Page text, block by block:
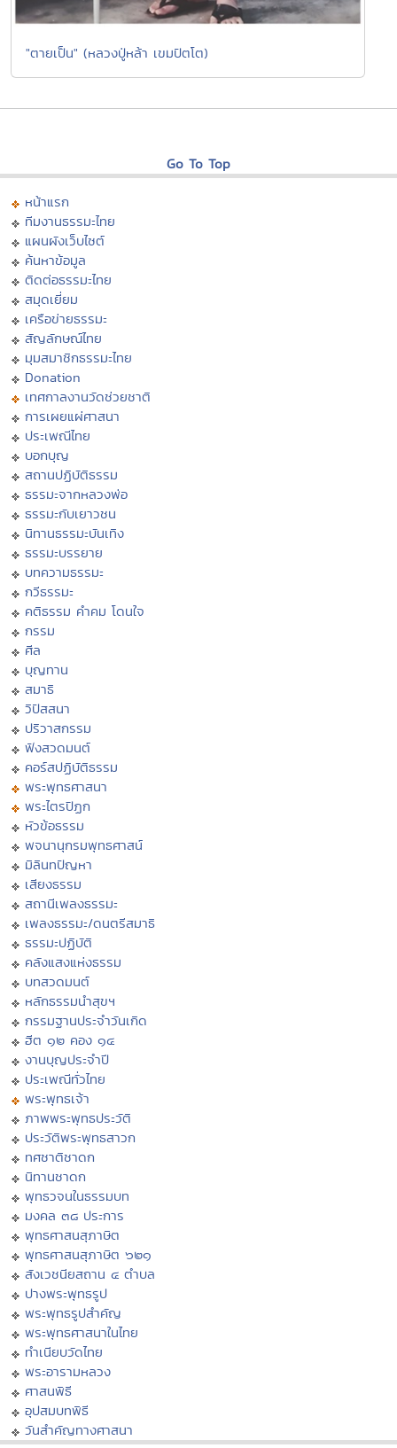
"ตายเป็น" (หลวงปู่หล้า เขมปัตโต)
Go To Top
หน้าแรก
ทีมงานธรรมะไทย
แผนผังเว็บไซต์
ค้นหาข้อมูล
ติดต่อธรรมะไทย
สมุดเยี่ยม
เครือข่ายธรรมะ
สัญลักษณ์ไทย
มุมสมาชิกธรรมะไทย
Donation
เทศกาลงานวัดช่วยชาติ
การเผยแผ่ศาสนา
ประเพณีไทย
บอกบุญ
สถานปฏิบัติธรรม
ธรรมะจากหลวงพ่อ
ธรรมะกับเยาวชน
นิทานธรรมะบันเทิง
ธรรมะบรรยาย
บทความธรรมะ
กวีธรรมะ
คติธรรม คำคม โดนใจ
กรรม
ศีล
บุญทาน
สมาธิ
วิปัสสนา
ปริวาสกรรม
ฟังสวดมนต์
คอร์สปฏิบัติธรรม
พระพุทธศาสนา
พระไตรปิฏก
หัวข้อธรรม
พจนานุกรมพุทธศาสน์
มิลินทปัญหา
เสียงธรรม
สถานีเพลงธรรมะ
เพลงธรรมะ/ดนตรีสมาธิ
ธรรมะปฏิบัติ
คลังแสงแห่งธรรม
บทสวดมนต์
หลักธรรมนำสุขฯ
กรรมฐานประจำวันเกิด
ฮีต ๑๒ คอง ๑๔
งานบุญประจำปี
ประเพณีทั่วไทย
พระพุทธเจ้า
ภาพพระพุทธประวัติ
ประวัติพระพุทธสาวก
ทศชาติชาดก
นิทานชาดก
พุทธวจนในธรรมบท
มงคล ๓๘ ประการ
พุทธศาสนสุภาษิต
พุทธศาสนสุภาษิต ๖๒๑
สังเวชนียสถาน ๔ ตำบล
ปางพระพุทธรูป
พระพุทธรูปสำคัญ
พระพุทธศาสนาในไทย
ทำเนียบวัดไทย
พระอารามหลวง
ศาสนพิธี
อุปสมบทพิธี
วันสำคัญทางศาสนา